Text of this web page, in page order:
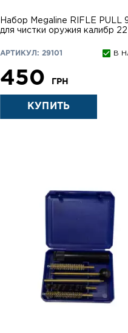
Набор Megaline RIFLE
для чистки оружия калибр
АРТИКУЛ: 29101 В
450 ГРН
КУПИТЬ